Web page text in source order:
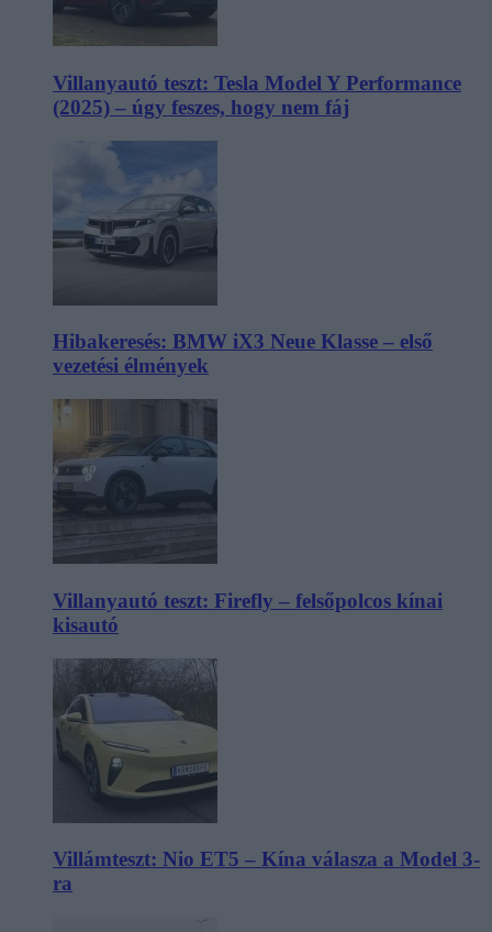
Villanyautó teszt: Tesla Model Y Performance
(2025) – úgy feszes, hogy nem fáj
Hibakeresés: BMW iX3 Neue Klasse – első
vezetési élmények
Villanyautó teszt: Firefly – felsőpolcos kínai
kisautó
Villámteszt: Nio ET5 – Kína válasza a Model 3-
ra